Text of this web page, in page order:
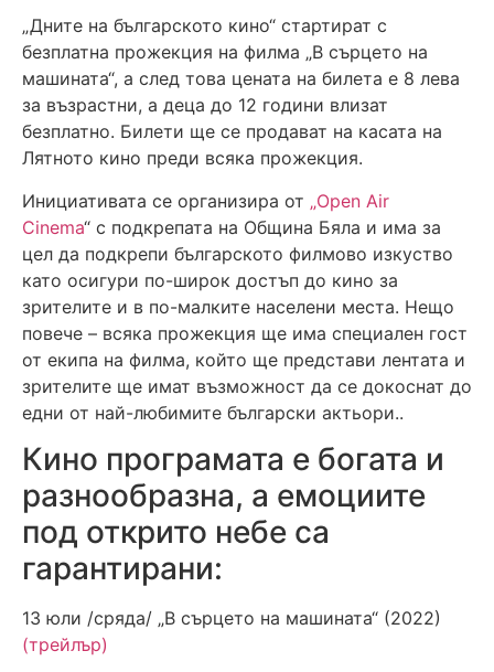
„Дните на българското кино“ стартират с
безплатна прожекция на филма „В сърцето на
машината“, а след това цената на билета е 8 лева
за възрастни, а деца до 12 години влизат
безплатно. Билети ще се продават на касата на
Лятното кино преди всяка прожекция.
Инициативата се организира от „Open Air
Cinema“ с подкрепата на Община Бяла и има за
цел да подкрепи българското филмово изкуство
като осигури по-широк достъп до кино за
зрителите и в по-малките населени места. Нещо
повече – всяка прожекция ще има специален гост
от екипа на филма, който ще представи лентата и
зрителите ще имат възможност да се докоснат до
едни от най-любимите български актьори..
Кино програмата е богата и
разнообразна, а емоциите
под открито небе са
гарантирани:
13 юли /сряда/ „В сърцето на машината“ (2022)
(трейлър)